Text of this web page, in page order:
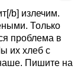
b] излечим.
Только
проблема в
их хлеб с
Пишите на